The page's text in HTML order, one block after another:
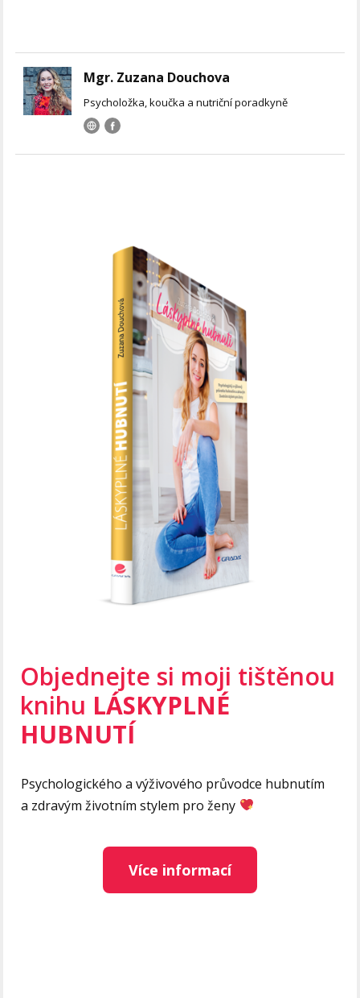
Mgr. Zuzana Douchova
Psycholožka, koučka a nutriční poradkyně
Objednejte si moji tištěnou
knihu LÁSKYPLNÉ
HUBNUTÍ
Psychologického a výživového průvodce hubnutím
a zdravým životním stylem pro ženy
Více informací